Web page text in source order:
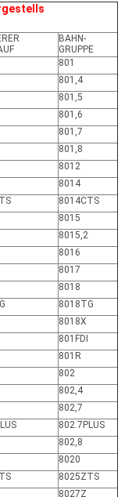
BAHN-
GRUPPE
801
801,4
801,5
801,6
801,7
801,8
8012
8014
8014CTS
8015
8015,2
8016
8017
8018
8018TG
8018X
801FDI
801R
802
802,4
802,7
802.7PLUS
802,8
8020
8025ZTS
8027Z